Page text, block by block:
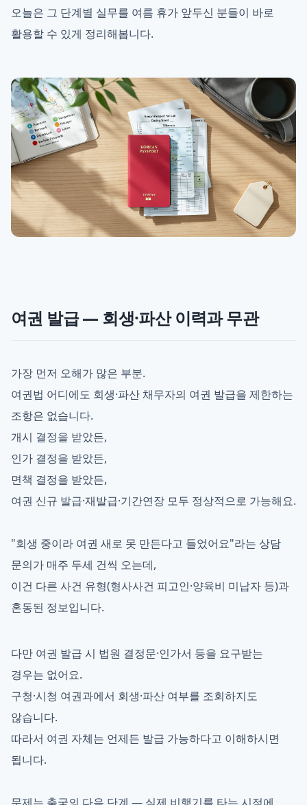
오늘은 그 단계별 실무를 여름 휴가 앞두신 분들이 바로
활용할 수 있게 정리해봅니다.
여권 발급 — 회생·파산 이력과 무관
가장 먼저 오해가 많은 부분.
여권법 어디에도 회생·파산 채무자의 여권 발급을 제한하는
조항은 없습니다.
개시 결정을 받았든,
인가 결정을 받았든,
면책 결정을 받았든,
여권 신규 발급·재발급·기간연장 모두 정상적으로 가능해요.
"회생 중이라 여권 새로 못 만든다고 들었어요"라는 상담
문의가 매주 두세 건씩 오는데,
이건 다른 사건 유형(형사사건 피고인·양육비 미납자 등)과
혼동된 정보입니다.
다만 여권 발급 시 법원 결정문·인가서 등을 요구받는
경우는 없어요.
구청·시청 여권과에서 회생·파산 여부를 조회하지도
않습니다.
따라서 여권 자체는 언제든 발급 가능하다고 이해하시면
됩니다.